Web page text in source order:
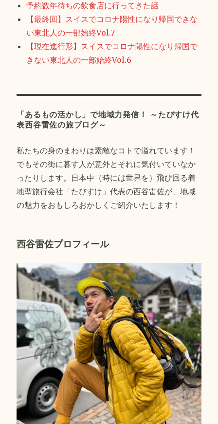
予約数年待ちの飲食店に行ってきた話
【最終回】スイスでコロナ陽性になり帰国できな
い東北人の一部始終Vol.7
【現在進行形】スイスでコロナ陽性になり帰国で
きない東北人の一部始終Vol.6
「あるもの活かし」で地域力発信！ ～たびすけ代
表西谷雷佐の旅ブログ～
私たちの身のまわりは素敵なコトで溢れています！
でもその街に暮す人が意外とそれに気付いていなか
ったりします。日本中（時には世界を）飛び回る着
地型旅行会社「たびすけ」代表の西谷雷佐が、地域
の魅力をおもしろおかしくご紹介いたします！
西谷雷佐プロフィール